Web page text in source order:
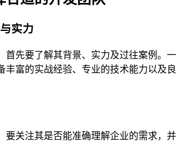
实力
首先要了解其背景、实力及过往案例。一
丰富的实战经验、专业的技术能力以及良
要关注其是否能准确理解企业的需求，并